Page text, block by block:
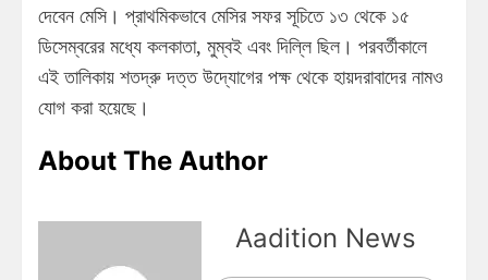
দেবেন মেসি। প্রাথমিকভাবে মেসির সফর সূচিতে ১৩ থেকে ১৫
ডিসেম্বরের মধ্যে কলকাতা, মুম্বই এবং দিল্লি ছিল। পরবর্তীকালে
এই তালিকায় শতদ্রু দত্ত উদ্যোগের পক্ষ থেকে হায়দরাবাদের নামও
যোগ করা হয়েছে।
About The Author
Aadition News